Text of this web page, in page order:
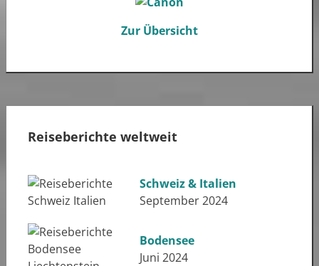
Zur Übersicht
Reiseberichte weltweit
Schweiz & Italien
September 2024
Bodensee
Juni 2024